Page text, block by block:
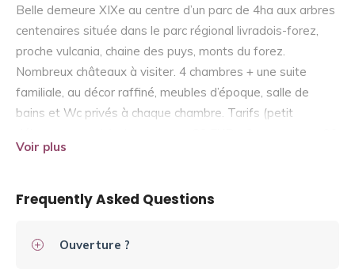
Belle demeure XIXe au centre d’un parc de 4ha aux arbres
centenaires située dans le parc régional livradois-forez,
proche vulcania, chaine des puys, monts du forez.
Nombreux châteaux à visiter. 4 chambres + une suite
familiale, au décor raffiné, meubles d’époque, salle de
bains et Wc privés à chaque chambre. Tarifs (petit
EUR – suite familiale : 110 EUR. + 20 € par personne
Voir plus
Frequently Asked Questions
Ouverture ?